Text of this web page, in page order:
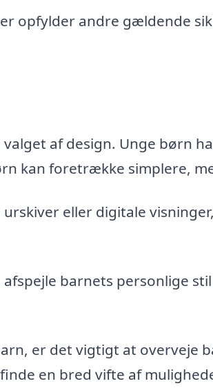
opfylder andre gældende
af design. Unge børn
kan foretrække simplere,
eller digitale
barnets personlige
er det vigtigt at overveje
en bred vifte af